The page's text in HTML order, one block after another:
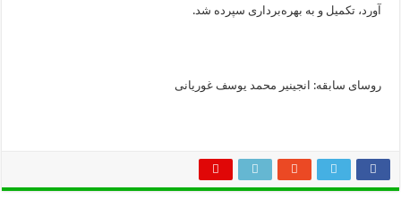
آورد، تکمیل و به بهره‌برداری سپرده شد.
روسای سابقه: انجینیر محمد یوسف غوریانی